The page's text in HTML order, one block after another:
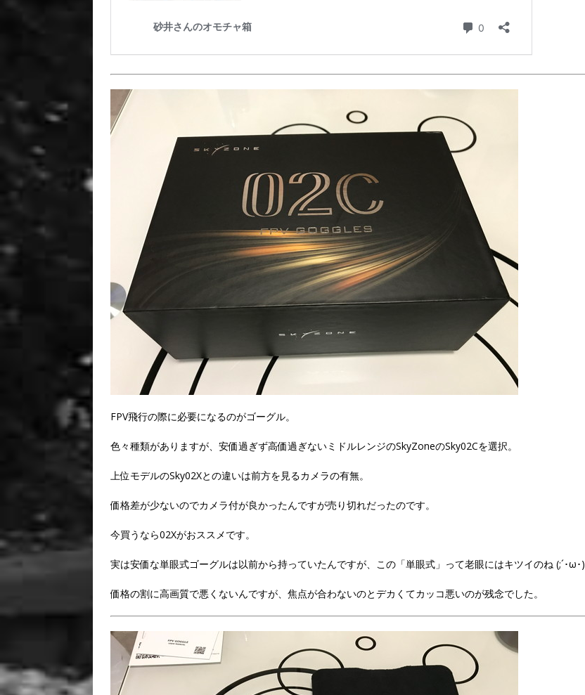
FPV飛行の際に必要になるのがゴーグル。
色々種類がありますが、安価過ぎず高価過ぎないミドルレンジのSkyZoneのSky02Cを選択。
上位モデルのSky02Xとの違いは前方を見るカメラの有無。
価格差が少ないのでカメラ付が良かったんですが売り切れだったのです。
今買うなら02Xがおススメです。
実は安価な単眼式ゴーグルは以前から持っていたんですが、この「単眼式」って老眼にはキツイのね (;´･ω･)
価格の割に高画質で悪くないんですが、焦点が合わないのとデカくてカッコ悪いのが残念でした。